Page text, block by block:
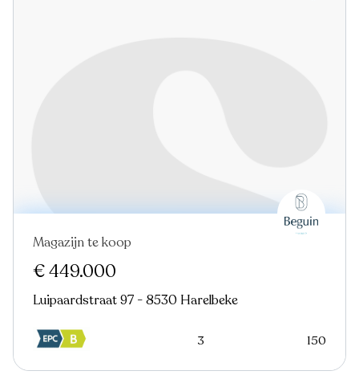
Magazijn te koop
€ 449.000
Luipaardstraat 97 - 8530 Harelbeke
3 150